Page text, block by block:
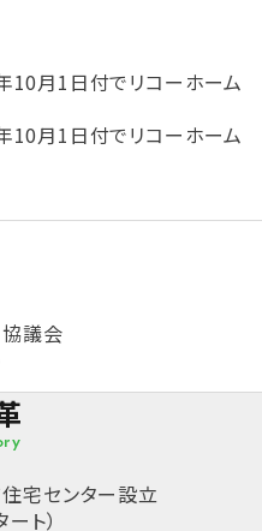
10月1日付でリコーホーム
10月1日付でリコーホーム
議会
宅センター設立
ト）